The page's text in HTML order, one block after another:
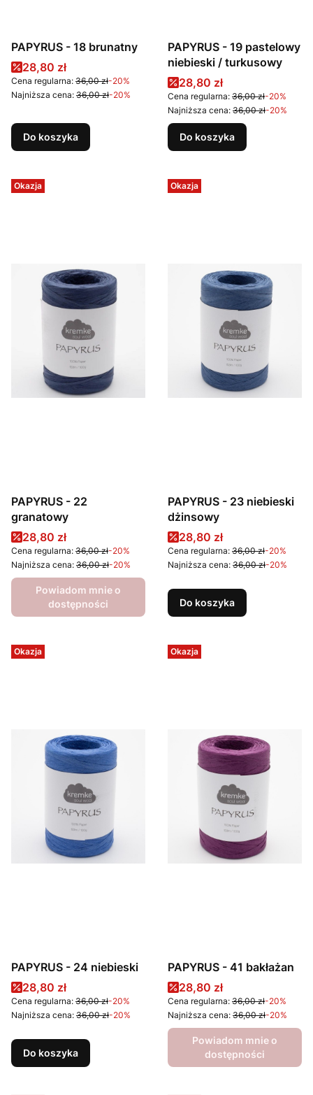
PAPYRUS - 18 brunatny
Cena promocyjna
28,80 zł
Cena regularna: 36,00 zł-20%
Najniższa cena: 36,00 zł-20%
Do koszyka
PAPYRUS - 19 pastelowy
niebieski / turkusowy
Cena promocyjna
28,80 zł
Cena regularna: 36,00 zł-20%
Najniższa cena: 36,00 zł-20%
Do koszyka
Okazja
PAPYRUS - 22
granatowy
Cena promocyjna
28,80 zł
Cena regularna: 36,00 zł-20%
Najniższa cena: 36,00 zł-20%
Powiadom mnie o
dostępności
Okazja
PAPYRUS - 23 niebieski
dżinsowy
Cena promocyjna
28,80 zł
Cena regularna: 36,00 zł-20%
Najniższa cena: 36,00 zł-20%
Do koszyka
Okazja
PAPYRUS - 24 niebieski
Cena promocyjna
28,80 zł
Cena regularna: 36,00 zł-20%
Najniższa cena: 36,00 zł-20%
Do koszyka
Okazja
PAPYRUS - 41 bakłażan
Cena promocyjna
28,80 zł
Cena regularna: 36,00 zł-20%
Najniższa cena: 36,00 zł-20%
Powiadom mnie o
dostępności